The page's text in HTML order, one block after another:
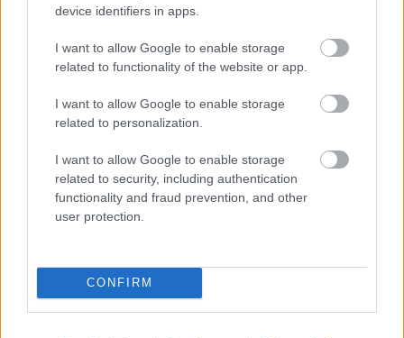
device identifiers in apps.
I want to allow Google to enable storage
related to functionality of the website or app.
I want to allow Google to enable storage
related to personalization.
I want to allow Google to enable storage
related to security, including authentication
functionality and fraud prevention, and other
user protection.
CONFIRM
Az új kiállítással egy időben látható lesz a Víztorony
kerengőjében a tavalyi kiállítás is, amely a
Margitszigeti Szabadtéri Színpad történetét mutatja
be 1938 és 1943 között.
Június 21-én, szombaton a Múzeumok éjszakáján a
víztorony kilátó és a kiállítások hajnal 2 óráig
tartanak nyitva.
Forrás: MTI